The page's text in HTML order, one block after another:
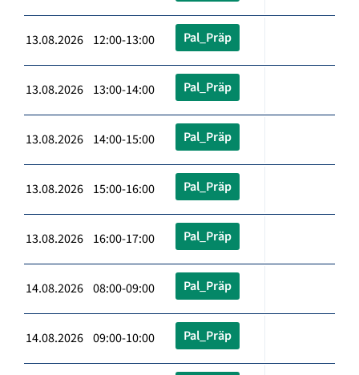
13.08.2026 12:00-13:00 Pal_Präp
13.08.2026 13:00-14:00 Pal_Präp
13.08.2026 14:00-15:00 Pal_Präp
13.08.2026 15:00-16:00 Pal_Präp
13.08.2026 16:00-17:00 Pal_Präp
14.08.2026 08:00-09:00 Pal_Präp
14.08.2026 09:00-10:00 Pal_Präp